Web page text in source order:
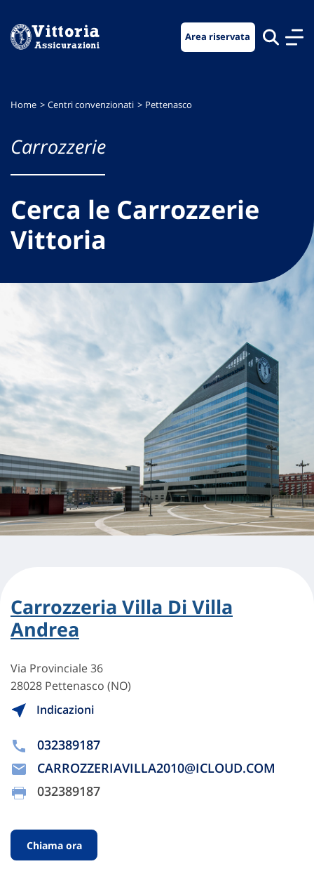
menu
contenuto
footer
Area riservata
Home Centri convenzionati Pettenasco
Carrozzerie
Cerca le Carrozzerie
Vittoria
Carrozzeria Villa Di Villa
Andrea
Via Provinciale 36
28028 Pettenasco (NO)
Indicazioni
032389187
CARROZZERIAVILLA2010@ICLOUD.COM
032389187
Chiama ora